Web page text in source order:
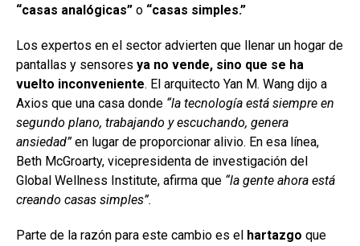
“casas analógicas” o “casas simples.”
Los expertos en el sector advierten que llenar un hogar de
pantallas y sensores ya no vende, sino que se ha
vuelto inconveniente. El arquitecto Yan M. Wang dijo a
Axios que una casa donde “la tecnología está siempre en
segundo plano, trabajando y escuchando, genera
ansiedad”en lugar de proporcionar alivio. En esa línea,
Beth McGroarty, vicepresidenta de investigación del
Global Wellness Institute, afirma que “la gente ahora está
creando casas simples”.
Parte de la razón para este cambio es el hartazgo que